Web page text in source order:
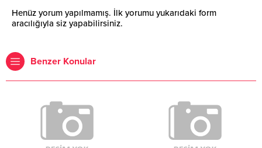
Henüz yorum yapılmamış. İlk yorumu yukarıdaki form
aracılığıyla siz yapabilirsiniz.
Benzer Konular